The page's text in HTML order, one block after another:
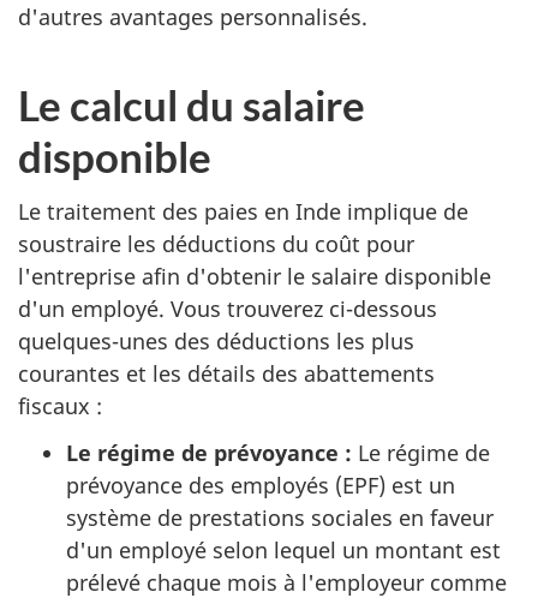
d'autres avantages personnalisés.
Le calcul du salaire
disponible
Le traitement des paies en Inde implique de
soustraire les déductions du coût pour
l'entreprise afin d'obtenir le salaire disponible
d'un employé. Vous trouverez ci-dessous
quelques-unes des déductions les plus
courantes et les détails des abattements
fiscaux :
Le régime de prévoyance : Le régime de
prévoyance des employés (EPF) est un
système de prestations sociales en faveur
d'un employé selon lequel un montant est
prélevé chaque mois à l'employeur comme